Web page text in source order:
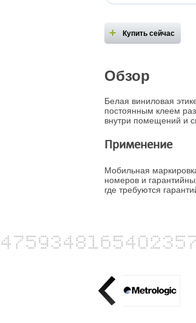
Купить сейчас
Обзор
Белая виниловая
постоянным клеем
внутри помещений и
Применение
Мобильная
номеров и
где требуются